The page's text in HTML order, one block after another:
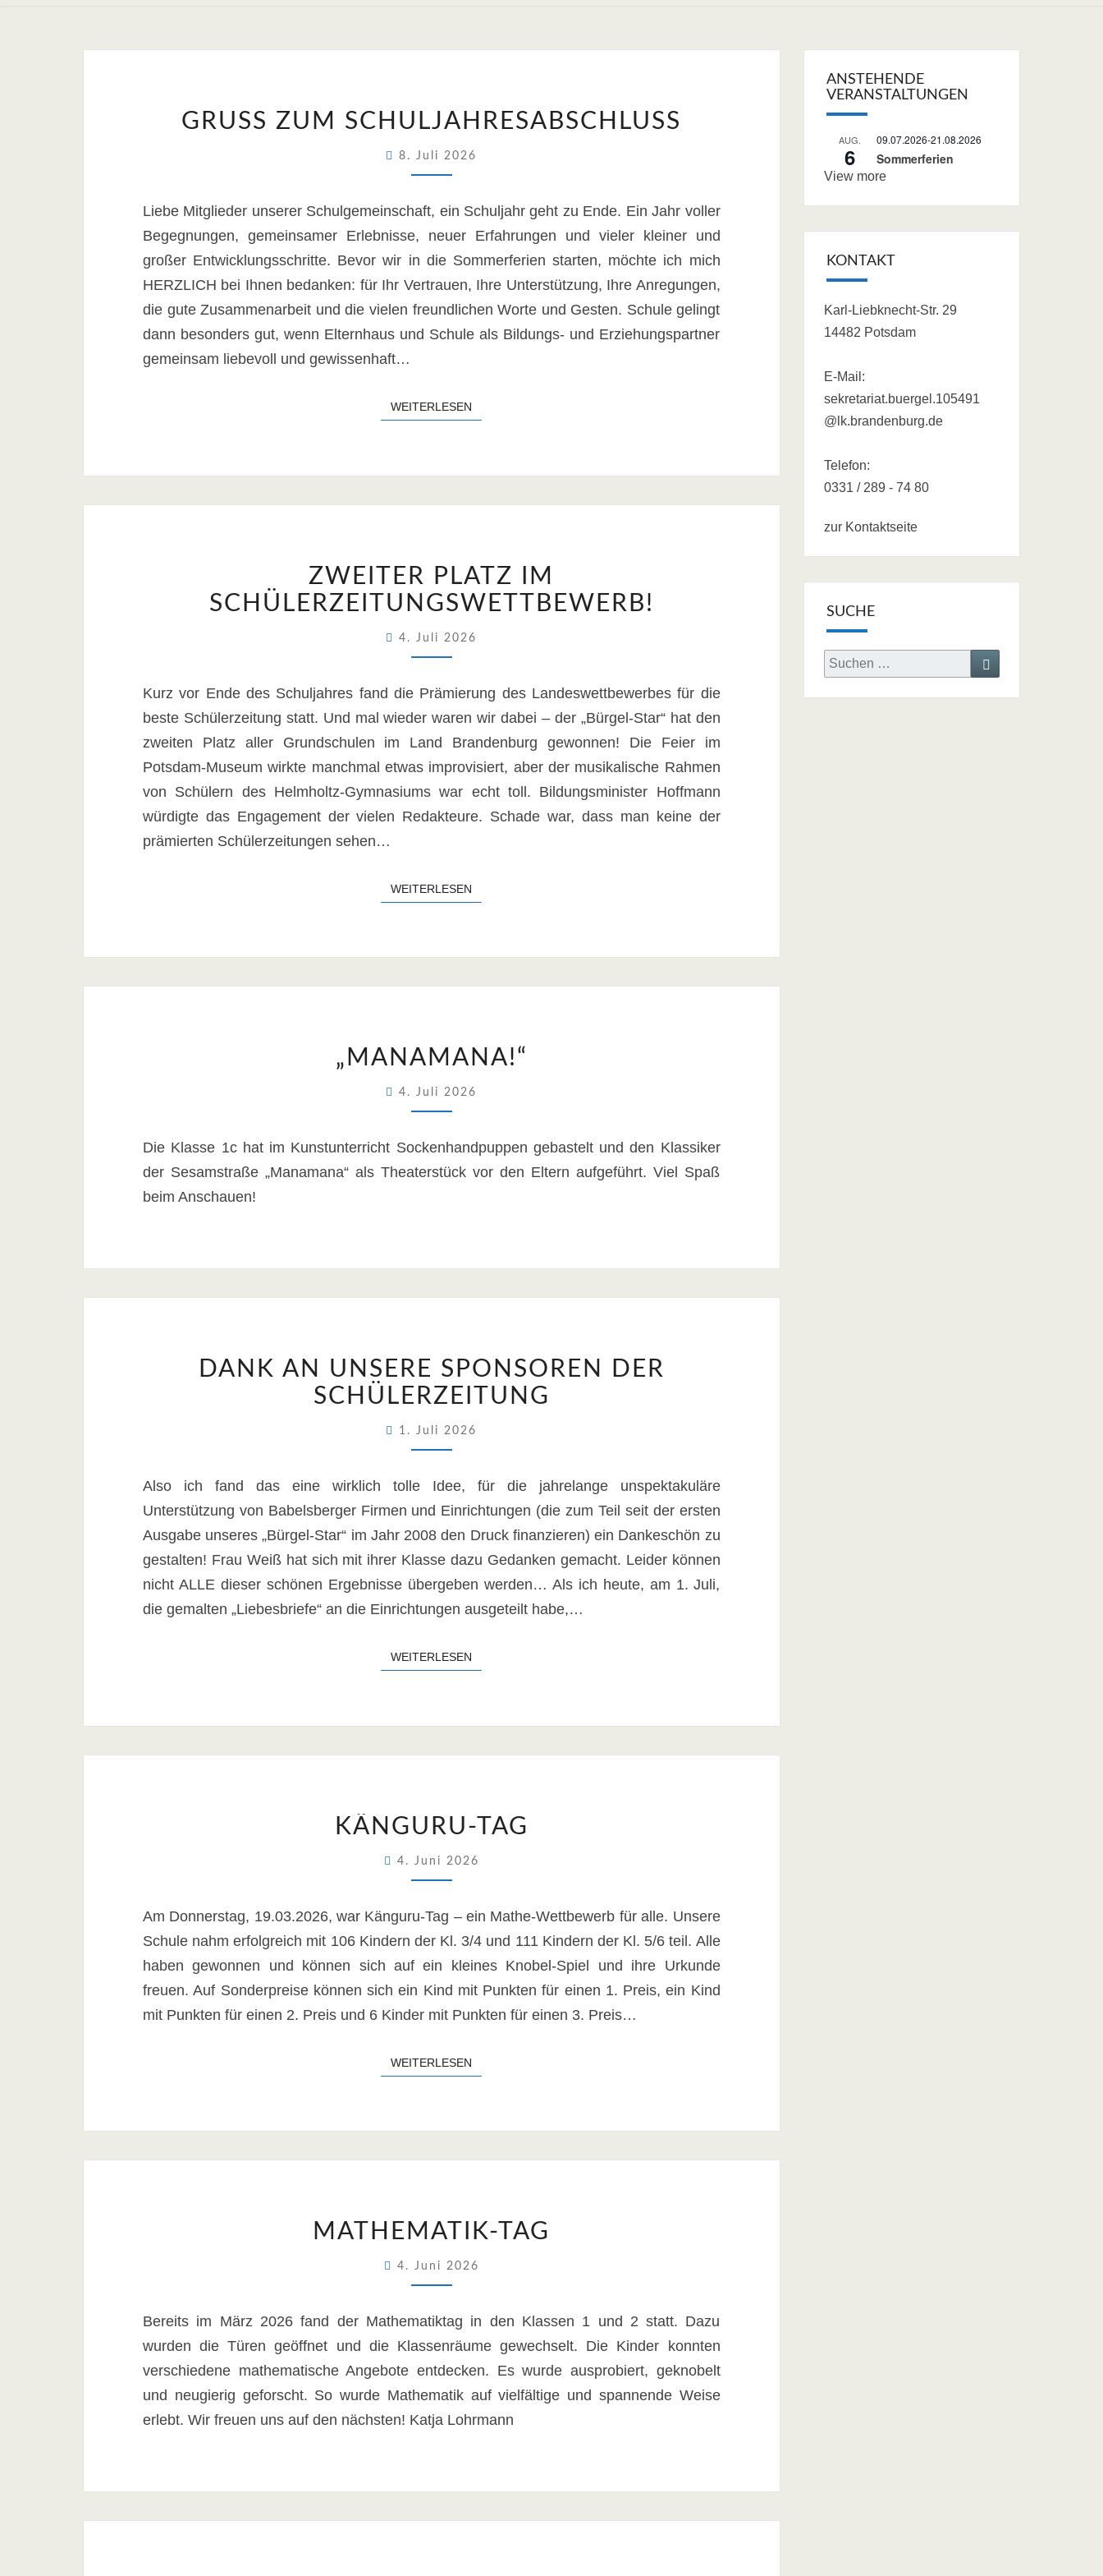
UM S
GRUSS ZUM SCHULJAHRESABSCHLUSS
8. Juli 2026
Liebe Mitglieder unserer Schulgemeinschaft, ein Schuljahr geht zu Ende. Ein Jahr voller
Begegnungen, gemeinsamer Erlebnisse, neuer Erfahrungen und vieler kleiner und
großer Entwicklungsschritte. Bevor wir in die Sommerferien starten, möchte ich mich
HERZLICH bei Ihnen bedanken: für Ihr Vertrauen, Ihre Unterstützung, Ihre Anregungen,
die gute Zusammenarbeit und die vielen freundlichen Worte und Gesten. Schule gelingt
dann besonders gut, wenn Elternhaus und Schule als Bildungs- und Erziehungspartner
gemeinsam liebevoll und gewissenhaft…
WEITERLESEN
PLATZ
IM
ZWEITER PLATZ IM
SCHÜLERZEITUNGSWETTBEWERB!
4. Juli 2026
Kurz vor Ende des Schuljahres fand die Prämierung des Landeswettbewerbes für die
beste Schülerzeitung statt. Und mal wieder waren wir dabei – der „Bürgel-Star“ hat den
zweiten Platz aller Grundschulen im Land Brandenburg gewonnen! Die Feier im
Potsdam-Museum wirkte manchmal etwas improvisiert, aber der musikalische Rahmen
von Schülern des Helmholtz-Gymnasiums war echt toll. Bildungsminister Hoffmann
würdigte das Engagement der vielen Redakteure. Schade war, dass man keine der
prämierten Schülerzeitungen sehen…
WEITERLESEN
„MANAMANA!“
4. Juli 2026
Die Klasse 1c hat im Kunstunterricht Sockenhandpuppen gebastelt und den Klassiker
der Sesamstraße „Manamana“ als Theaterstück vor den Eltern aufgeführt. Viel Spaß
beim Anschauen!
AN
UNSERE
DER
SCHÜLERZEITUNG
DANK AN UNSERE SPONSOREN DER
SCHÜLERZEITUNG
1. Juli 2026
Also ich fand das eine wirklich tolle Idee, für die jahrelange unspektakuläre
Unterstützung von Babelsberger Firmen und Einrichtungen (die zum Teil seit der ersten
Ausgabe unseres „Bürgel-Star“ im Jahr 2008 den Druck finanzieren) ein Dankeschön zu
gestalten! Frau Weiß hat sich mit ihrer Klasse dazu Gedanken gemacht. Leider können
nicht ALLE dieser schönen Ergebnisse übergeben werden… Als ich heute, am 1. Juli,
die gemalten „Liebesbriefe“ an die Einrichtungen ausgeteilt habe,…
WEITERLESEN
TAG
KÄNGURU-TAG
4. Juni 2026
Am Donnerstag, 19.03.2026, war Känguru-Tag – ein Mathe-Wettbewerb für alle. Unsere
Schule nahm erfolgreich mit 106 Kindern der Kl. 3/4 und 111 Kindern der Kl. 5/6 teil. Alle
haben gewonnen und können sich auf ein kleines Knobel-Spiel und ihre Urkunde
freuen. Auf Sonderpreise können sich ein Kind mit Punkten für einen 1. Preis, ein Kind
mit Punkten für einen 2. Preis und 6 Kinder mit Punkten für einen 3. Preis…
WEITERLESEN
TAG
MATHEMATIK-TAG
4. Juni 2026
Bereits im März 2026 fand der Mathematiktag in den Klassen 1 und 2 statt. Dazu
wurden die Türen geöffnet und die Klassenräume gewechselt. Die Kinder konnten
verschiedene mathematische Angebote entdecken. Es wurde ausprobiert, geknobelt
und neugierig geforscht. So wurde Mathematik auf vielfältige und spannende Weise
erlebt. Wir freuen uns auf den nächsten! Katja Lohrmann
ANSTEHENDE
VERANSTALTUNGEN
AUG.
6
09.07.2026-21.08.2026
Sommerferien
View more
KONTAKT
Karl-Liebknecht-Str. 29
14482 Potsdam
E-Mail:
sekretariat.buergel.105491
@lk.brandenburg.de
Telefon:
0331 / 289 - 74 80
zur Kontaktseite
SUCHE
Search
for:
Search